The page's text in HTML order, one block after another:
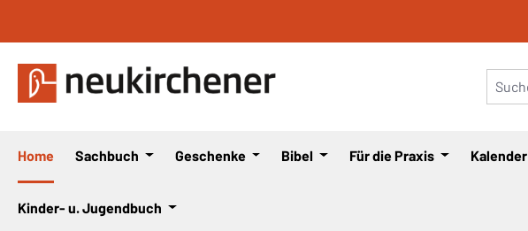
Home Sachbuch Geschenke Bibel Für die Praxis Kalender
Kinder- u. Jugendbuch